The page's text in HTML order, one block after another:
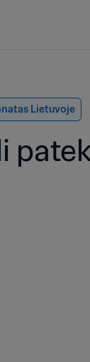
Lietuvoje